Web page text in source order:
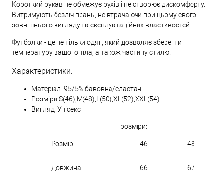
Короткий рукав не обмежує рухів і не створює дискомфорту.
Витримують безліч прань, не втрачаючи при цьому свого
зовнішнього вигляду та експлуатаційних властивостей.
Футболки - це не тільки одяг, який дозволяє зберегти
температуру вашого тіла, а також частину стилю.
Характеристики:
Матеріал: 95/5% бавовна/еластан
Розміри:S(46),M(48),L(50),XL(52),XXL(54)
Вигляд: Унісекс
розміри:
Розмір 46 48
Довжина 66 67